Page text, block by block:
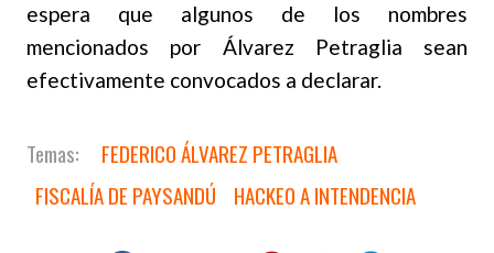
espera que algunos de los nombres
mencionados por Álvarez Petraglia sean
efectivamente convocados a declarar.
FEDERICO ÁLVAREZ PETRAGLIA
FISCALÍA DE PAYSANDÚ
HACKEO A INTENDENCIA